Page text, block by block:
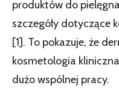
produktów do
szczegóły dotyczące
[1]. To pokazuje, że
kosmetologia
dużo wspólnej pracy.